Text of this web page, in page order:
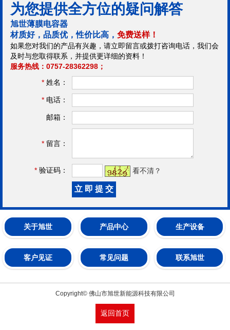
为您提供全方位的疑问解答
旭世薄膜电容器
材质好，品质优，性价比高， 免费送样！
如果您对我们的产品有兴趣，请立即留言或拨打咨询电话，我们会
及时与您取得联系，并提供更详细的资料！
服务热线：0757-28362298；
* 姓名：
* 电话：
邮箱：
* 留言：
* 验证码： 看不清？
关于旭世 产品中心 生产设备
客户见证 常见问题 联系旭世
Copyright© 佛山市旭世新能源科技有限公司
返回首页